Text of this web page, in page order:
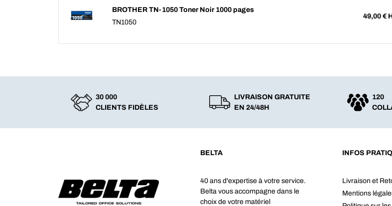
BROTHER TN-1050 Toner Noir 1000 pages
TN1050
49,00 €
30 000
CLIENTS FIDÈLES
LIVRAISON GRATUITE
EN 24/48H
120
BELTA
40 ans d'expertise à votre service.
Belta vous accompagne dans le
choix de votre matériel
INFOS
Livraison et
Mentions